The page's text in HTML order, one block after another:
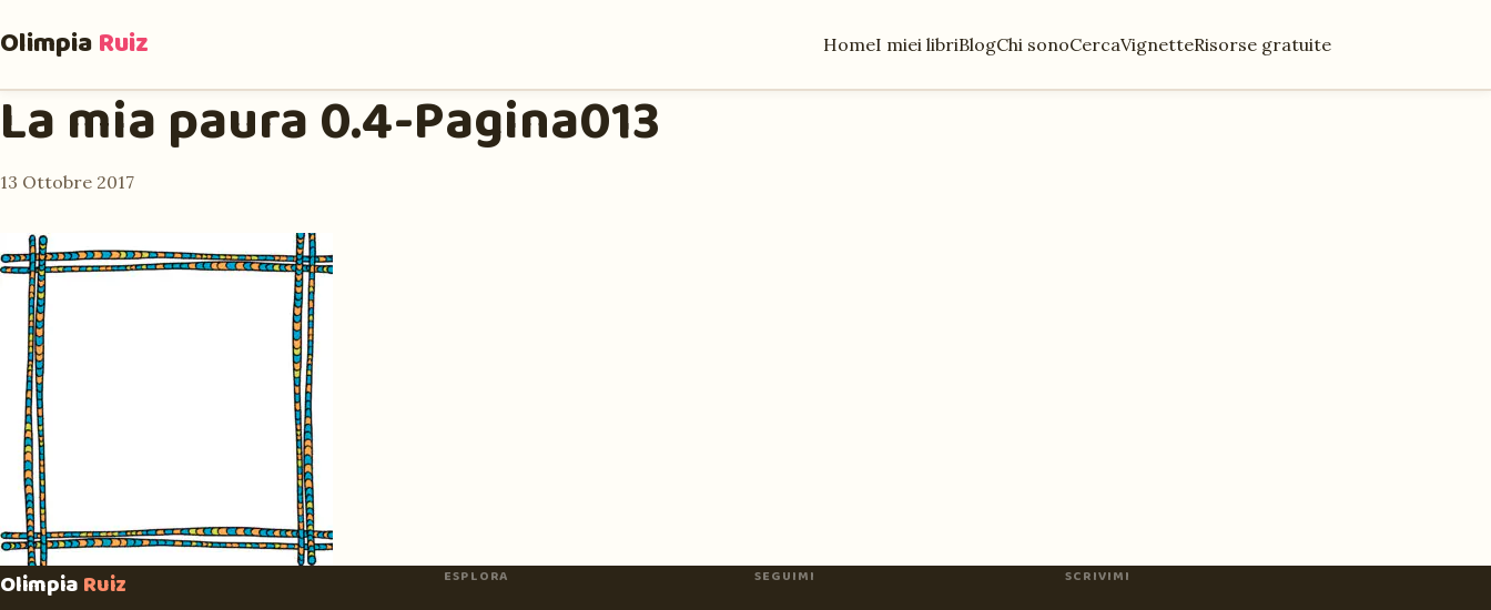
OlimpiaRuiz HomeI miei libriBlogChi sonoCercaVignetteRisorse gratuite
La mia paura 0.4-Pagina013
13 Ottobre 2017
OlimpiaRuiz ESPLORA SEGUIMI SCRIVIMI